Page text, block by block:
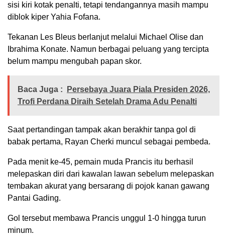
sisi kiri kotak penalti, tetapi tendangannya masih mampu
diblok kiper Yahia Fofana.
Tekanan Les Bleus berlanjut melalui Michael Olise dan
Ibrahima Konate. Namun berbagai peluang yang tercipta
belum mampu mengubah papan skor.
Baca Juga :
Persebaya Juara Piala Presiden 2026,
Trofi Perdana Diraih Setelah Drama Adu Penalti
Saat pertandingan tampak akan berakhir tanpa gol di
babak pertama, Rayan Cherki muncul sebagai pembeda.
Pada menit ke-45, pemain muda Prancis itu berhasil
melepaskan diri dari kawalan lawan sebelum melepaskan
tembakan akurat yang bersarang di pojok kanan gawang
Pantai Gading.
Gol tersebut membawa Prancis unggul 1-0 hingga turun
minum.